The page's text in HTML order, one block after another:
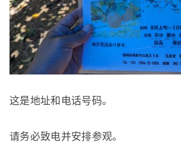
这是地址和电话号码。
请务必致电并安排参观。